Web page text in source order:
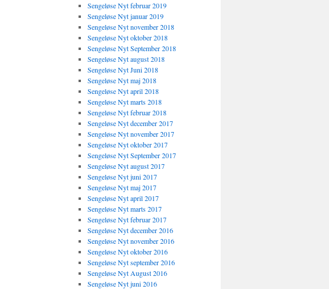
Sengeløse Nyt februar 2019
Sengeløse Nyt januar 2019
Sengeløse Nyt november 2018
Sengeløse Nyt oktober 2018
Sengeløse Nyt September 2018
Sengeløse Nyt august 2018
Sengeløse Nyt Juni 2018
Sengeløse Nyt maj 2018
Sengeløse Nyt april 2018
Sengeløse Nyt marts 2018
Sengeløse Nyt februar 2018
Sengeløse Nyt december 2017
Sengeløse Nyt november 2017
Sengeløse Nyt oktober 2017
Sengeløse Nyt September 2017
Sengeløse Nyt august 2017
Sengeløse Nyt juni 2017
Sengeløse Nyt maj 2017
Sengeløse Nyt april 2017
Sengeløse Nyt marts 2017
Sengeløse Nyt februar 2017
Sengeløse Nyt december 2016
Sengeløse Nyt november 2016
Sengeløse Nyt oktober 2016
Sengeløse Nyt september 2016
Sengeløse Nyt August 2016
Sengeløse Nyt juni 2016